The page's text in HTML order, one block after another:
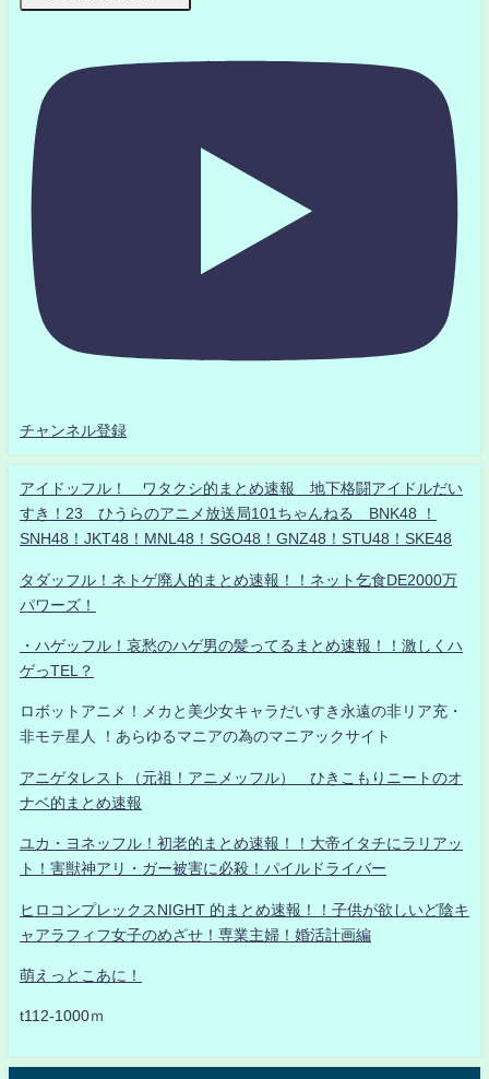
チャンネル登録
アイドッフル！ ワタクシ的まとめ速報 地下格闘アイドルだい
すき！23 ひうらのアニメ放送局101ちゃんねる BNK48 ！
SNH48！JKT48！MNL48！SGO48！GNZ48！STU48！SKE48
タダッフル！ネトゲ廃人的まとめ速報！！ネット乞食DE2000万
パワーズ！
・ハゲッフル！哀愁のハゲ男の髪ってるまとめ速報！！激しくハ
ゲっTEL？
ロボットアニメ！メカと美少女キャラだいすき永遠の非リア充・
非モテ星人 ！あらゆるマニアの為のマニアックサイト
アニゲタレスト（元祖！アニメッフル） ひきこもりニートのオ
ナベ的まとめ速報
ユカ・ヨネッフル！初老的まとめ速報！！大帝イタチにラリアッ
ト！害獣神アリ・ガー被害に必殺！パイルドライバー
ヒロコンプレックスNIGHT 的まとめ速報！！子供が欲しいど陰キ
ャアラフィフ女子のめざせ！専業主婦！婚活計画編
萌えっとこあに！
t112-1000ｍ